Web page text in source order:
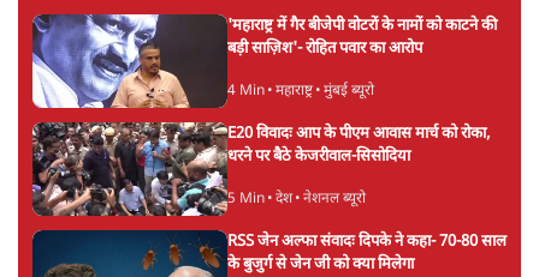
'महाराष्ट्र में गैर बीजेपी वोटरों के नामों को काटने की
बड़ी साज़िश'- रोहित पवार का आरोप
4 Min• महाराष्ट्र• मुंबई ब्यूरो
E20 विवादः आप के पीएम आवास मार्च को रोका,
धरने पर बैठे केजरीवाल-सिसोदिया
5 Min• देश• नेशनल ब्यूरो
RSS जेन अल्फा संवादः दिपके ने कहा- 70-80 साल
के बुजुर्ग से जेन जी को क्या मिलेगा